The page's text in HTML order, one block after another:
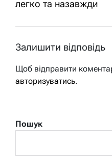
легко та назавжди
Залишити відповідь
Щоб відправити
авторизуватись.
Пошук